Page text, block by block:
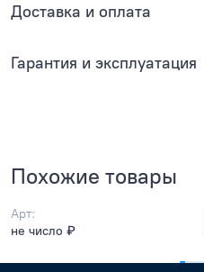
Доставка и оплата
Гарантия и эксплуатация
Похожие товары
Арт:
не число ₽